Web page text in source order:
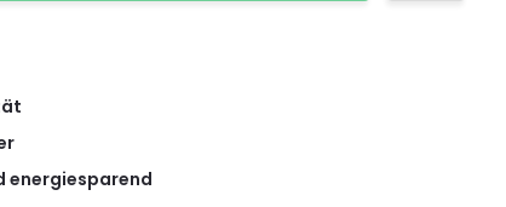
energiesparend